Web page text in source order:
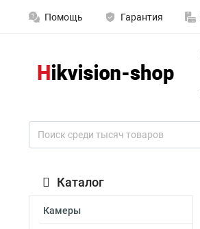
Помощь Гарантия
Каталог
Камеры